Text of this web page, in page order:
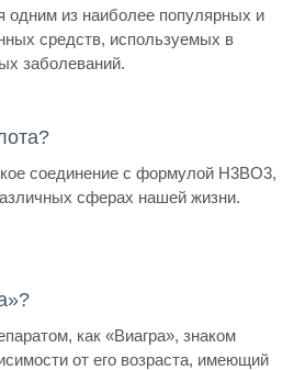
из наиболее популярных и
средств, используемых в
заболеваний.
соединение с формулой H3BO3,
сферах нашей жизни.
как «Виагра», знаком
от его возраста, имеющий